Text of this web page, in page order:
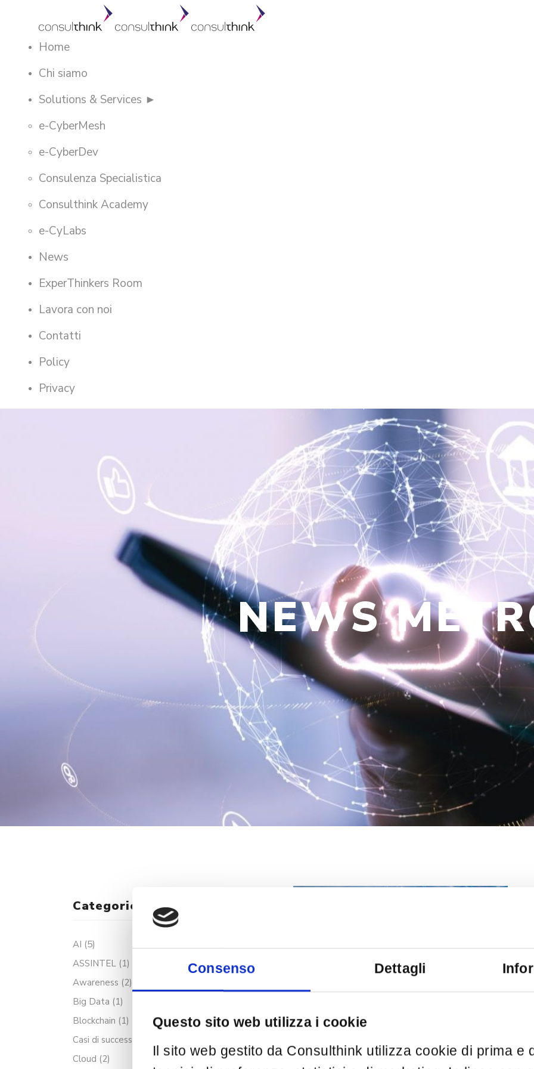
Consenso Dettagli
Questo sito web utilizza i cookie
Il sito web gestito da Consulthink utilizza cookie di prima e
Home
Chi siamo
Solutions & Services ►
e-CyberMesh
e-CyberDev
Consulenza Specialistica
Consulthink Academy
e-CyLabs
News
ExperThinkers Room
Lavora con noi
Contatti
Policy
Privacy
NEWS
CyberSecurity
Data Protection
Categorie
AI (5)
ASSINTEL (1)
Awareness (2)
Big Data (1)
Blockchain (1)
Casi di successo
Cloud (2)